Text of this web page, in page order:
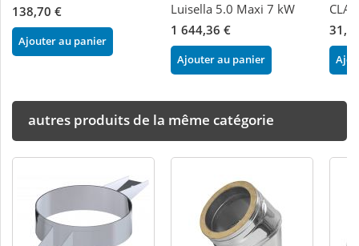
138,70 €
Ajouter au panier
Luisella 5.0 Maxi 7 kW
1 644,36 €
Ajouter au panier
autres produits de la même catégorie